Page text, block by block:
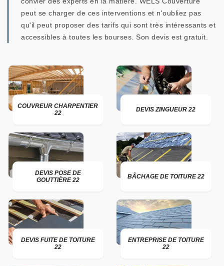
peut se charger de ces interventions et n'oubliez pas
qu'il peut proposer des tarifs qui sont très intéressants et
accessibles à toutes les bourses. Son devis est gratuit.
COUVREUR CHARPENTIER
22
DEVIS ZINGUEUR 22
DEVIS POSE DE
GOUTTIÈRE 22
BÂCHAGE DE TOITURE 22
DEVIS FUITE DE TOITURE
22
ENTREPRISE DE TOITURE
22